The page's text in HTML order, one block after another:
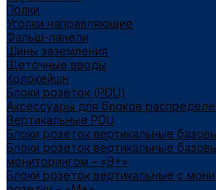
Полки
Уголки направляющие
Фальш-панели
Шины заземления
Щеточные вводы
Колокейшн
Блоки розеток (PDU)
Аксессуары для блоков
Вертикальные PDU
Блоки розеток вертикальные
Блоки розеток вертикальные
мониторингом – «В+»
Блоки розеток вертикальные с